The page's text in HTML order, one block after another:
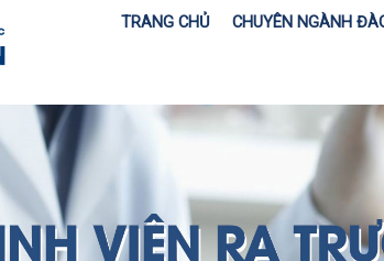
TRANG CHỦ CHUYÊN NGÀNH